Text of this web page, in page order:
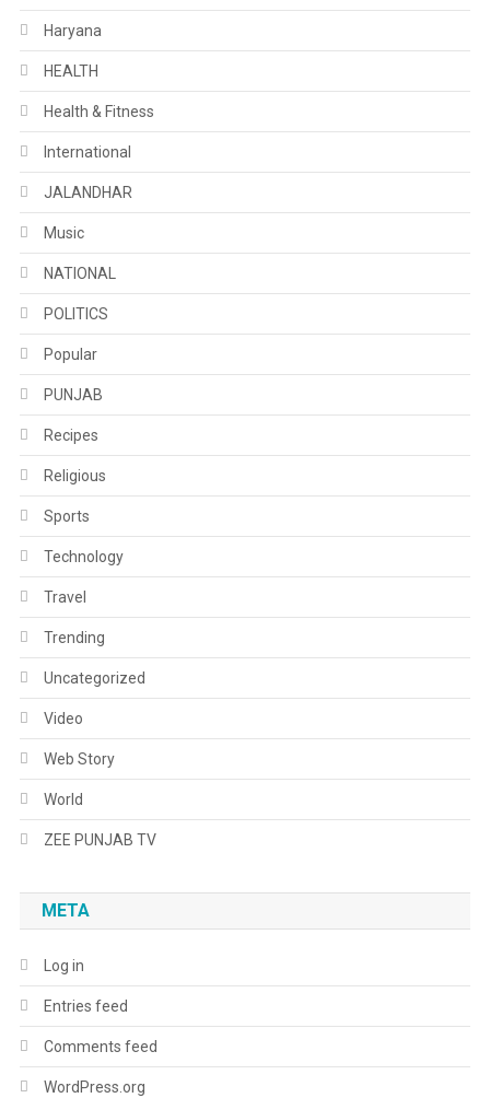
Haryana
HEALTH
Health & Fitness
International
JALANDHAR
Music
NATIONAL
POLITICS
Popular
PUNJAB
Recipes
Religious
Sports
Technology
Travel
Trending
Uncategorized
Video
Web Story
World
ZEE PUNJAB TV
META
Log in
Entries feed
Comments feed
WordPress.org